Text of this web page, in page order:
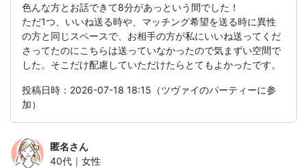
色んな方とお話できて8分があっという間でした！
ただ1つ、いいね送る時や、マッチング希望を送る時に異性
の方と同じスペースで、お相手の方が私にいいね送ってくだ
さってたのにこちらは送っていなかったので気まずい空間で
した。そこだけ配慮していただけたらとてもよかったです。
投稿日時：2026-07-18 18:15（ツヴァイのパーティーに参
加）
匿名さん
40代｜女性